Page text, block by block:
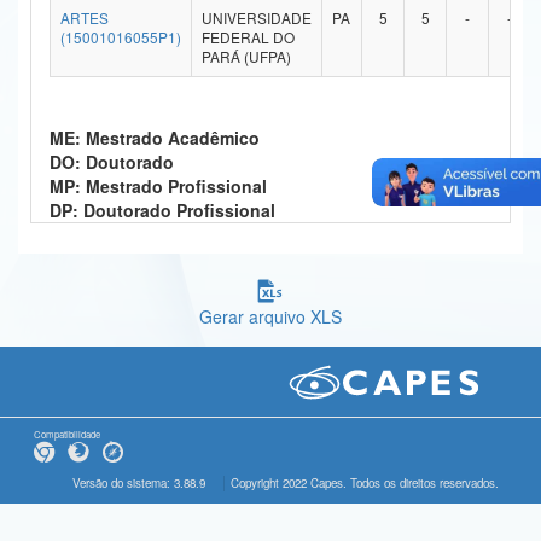
Ministério da Ciência, Tecnologia, Inovações e Comunicações
Ministério do Meio Ambiente
Ministério do Desenvolvimento Regional
Controladoria-Geral da União
Gabinete de Segurança Institucional
Advocacia-Geral da União
ARTES
(15001016055P1)
UNIVERSIDADE
FEDERAL DO
PARÁ (UFPA)
PA 5 5 - -
ME: Mestrado Acadêmico
DO: Doutorado
MP: Mestrado Profissional
DP: Doutorado Profissional
Gerar arquivo XLS
Compatibilidade
Versão do sistema: 3.88.9 Copyright 2022 Capes. Todos os direitos reservados.